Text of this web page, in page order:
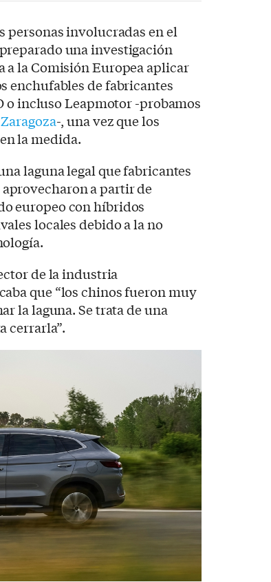
personas involucradas en el
una investigación
la Comisión Europea aplicar
enchufables de fabricantes
o incluso Leapmotor -probamos
-, una vez que los
la medida.
laguna legal que fabricantes
a partir de
europeo con híbridos
locales debido a la no
de la industria
que “los chinos fueron muy
la laguna. Se trata de una
cerrarla”.